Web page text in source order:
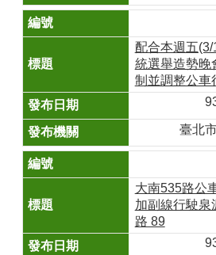
配合本週五
統選舉造勢晚
制並調整公車
臺北
大南535路公
加副線行駛泉
路 89